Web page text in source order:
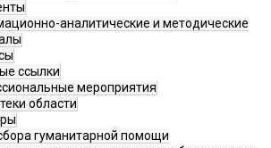
аналитические и методические
ссылки
мероприятия
области
гуманитарной помощи